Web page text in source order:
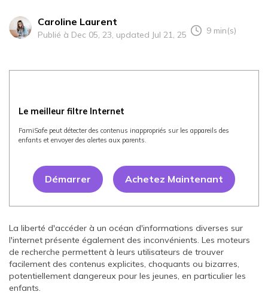
Caroline Laurent
Publié à Dec 05, 23, updated Jul 21, 25 9 min(s)
Le meilleur filtre Internet
FamiSafe peut détecter des contenus inappropriés sur les appareils des
enfants et envoyer des alertes aux parents.
Démarrer Achetez Maintenant
La liberté d'accéder à un océan d'informations diverses sur
l'internet présente également des inconvénients. Les moteurs
de recherche permettent à leurs utilisateurs de trouver
facilement des contenus explicites, choquants ou bizarres,
potentiellement dangereux pour les jeunes, en particulier les
enfants.